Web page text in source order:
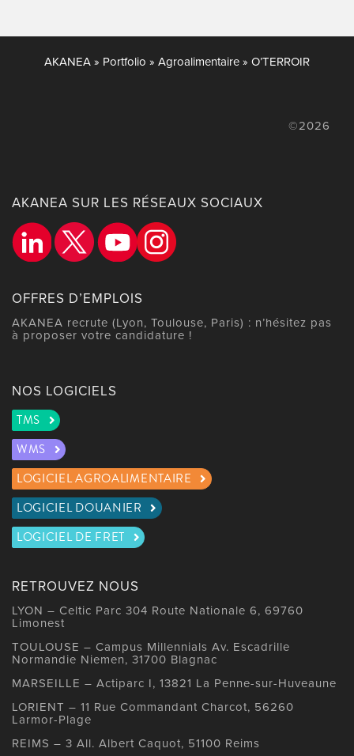
AKANEA» Portfolio » Agroalimentaire» O’TERROIR
©2026
AKANEA SUR LES RÉSEAUX SOCIAUX
OFFRES D’EMPLOIS
AKANEA recrute (Lyon, Toulouse, Paris) : n’hésitez pas
à proposer votre candidature !
NOS LOGICIELS
TMS
WMS
LOGICIEL AGROALIMENTAIRE
LOGICIEL DOUANIER
LOGICIEL DE FRET
RETROUVEZ NOUS
LYON – Celtic Parc 304 Route Nationale 6, 69760
Limonest
TOULOUSE – Campus Millennials Av. Escadrille
Normandie Niemen, 31700 Blagnac
MARSEILLE – Actiparc I, 13821 La Penne-sur-Huveaune
LORIENT – 11 Rue Commandant Charcot, 56260
Larmor-Plage
REIMS – 3 All. Albert Caquot, 51100 Reims